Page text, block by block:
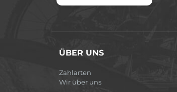
ÜBER UNS
Zahlarten
Wir über uns